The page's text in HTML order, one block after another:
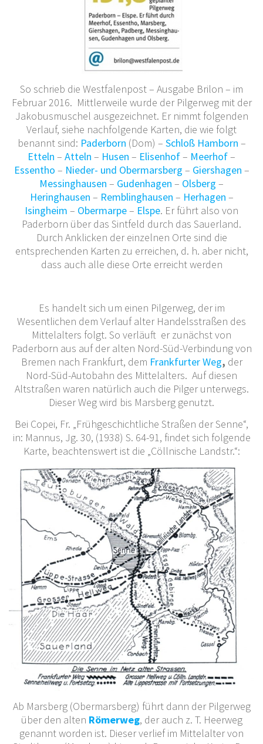
So schrieb die Westfalenpost – Ausgabe Brilon – im
Februar 2016. Mittlerweile wurde der Pilgerweg mit der
Jakobusmuschel ausgezeichnet. Er nimmt folgenden
Verlauf, siehe nachfolgende Karten, die wie folgt
benannt sind: Paderborn (Dom) – Schloß Hamborn –
Etteln – Atteln – Husen – Elisenhof– Meerhof–
Essentho – Nieder- und Obermarsberg – Giershagen –
Messinghausen – Gudenhagen – Olsberg –
Heringhausen – Remblinghausen – Herhagen –
Isingheim – Obermarpe– Elspe. Er führt also von
Paderborn über das Sintfeld durch das Sauerland.
Durch Anklicken der einzelnen Orte sind die
entsprechenden Karten zu erreichen, d. h. aber nicht,
dass auch alle diese Orte erreicht werden
Es handelt sich um einen Pilgerweg, der im
Wesentlichen dem Verlauf alter Handelsstraßen des
Mittelalters folgt. So verläuft er zunächst von
Paderborn aus auf der alten Nord-Süd-Verbindung von
Bremen nach Frankfurt, dem Frankfurter Weg, der
Nord-Süd-Autobahn des Mittelalters. Auf diesen
Altstraßen waren natürlich auch die Pilger unterwegs.
Dieser Weg wird bis Marsberg genutzt.
Bei Copei, Fr. „Frühgeschichtliche Straßen der Senne“,
in: Mannus, Jg. 30, (1938) S. 64-91, findet sich folgende
Karte, beachtenswert ist die „Cöllnische Landstr.“:
Ab Marsberg (Obermarsberg) führt dann der Pilgerweg
über den alten Römerweg, der auch z. T. Heerweg
genannt worden ist. Dieser verlief im Mittelalter von